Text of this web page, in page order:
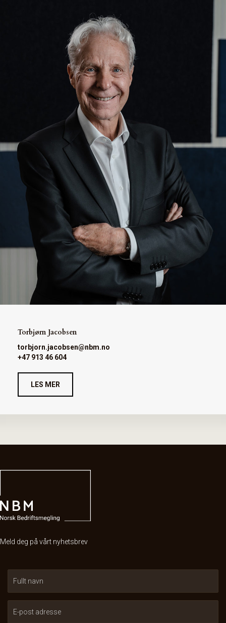
Torbjørn Jacobsen
torbjorn.jacobsen@nbm.no
+47 913 46 604
LES MER
Meld deg på vårt nyhetsbrev